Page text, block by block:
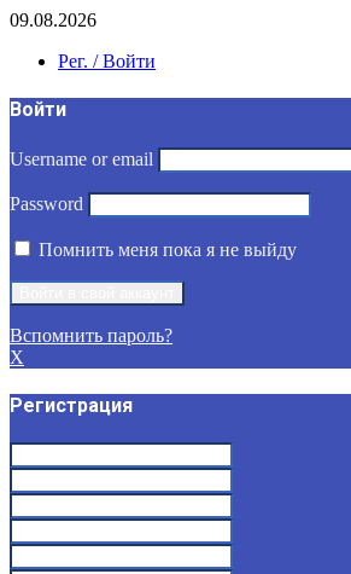
09.08.2026
Рег. / Войти
Войти
Username or email
Password
Помнить меня пока я не выйду
Вспомнить пароль?
X
Регистрация